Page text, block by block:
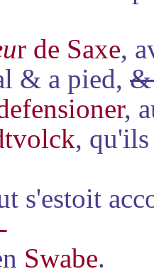
r de Saxe,
& a pied,
,
,
s'estoit
-
Swabe.